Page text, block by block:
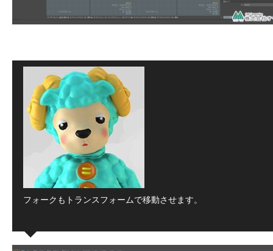
フォークもトランスフォームで移動させます。